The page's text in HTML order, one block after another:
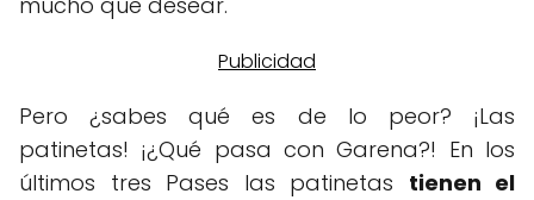
Pero ¿sabes qué es de lo peor? ¡Las
patinetas! ¡¿Qué pasa con Garena?! En los
últimos tres Pases las patinetas tienen el